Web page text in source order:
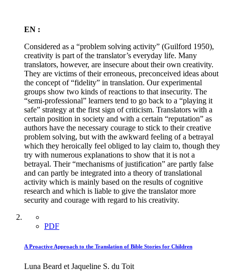
EN :
Considered as a “problem solving activity” (Guilford 1950),
creativity is part of the translator’s everyday life. Many
translators, however, are insecure about their own creativity.
They are victims of their erroneous, preconceived ideas about
the concept of “fidelity” in translation. Our experimental
groups show two kinds of reactions to that insecurity. The
“semi-professional” learners tend to go back to a “playing it
safe” strategy at the first sign of criticism. Translators with a
certain position in society and with a certain “reputation” as
authors have the necessary courage to stick to their creative
problem solving, but with the awkward feeling of a betrayal
which they heroically feel obliged to lay claim to, though they
try with numerous explanations to show that it is not a
betrayal. Their “mechanisms of justification” are partly false
and can partly be integrated into a theory of translational
activity which is mainly based on the results of cognitive
research and which is liable to give the translator more
security and courage with regard to his creativity.
PDF
A Proactive Approach to the Translation of Bible Stories for Children
Luna Beard et Jaqueline S. du Toit